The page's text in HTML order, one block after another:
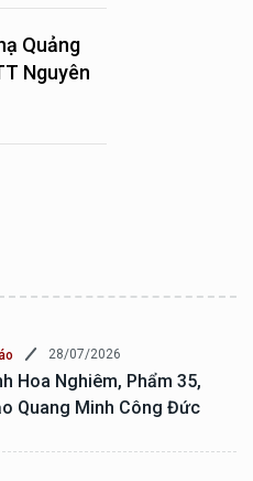
Quảng
Nguyên
28/07/2026
Hoa Nghiêm, Phẩm 35,
Quang Minh Công Đức